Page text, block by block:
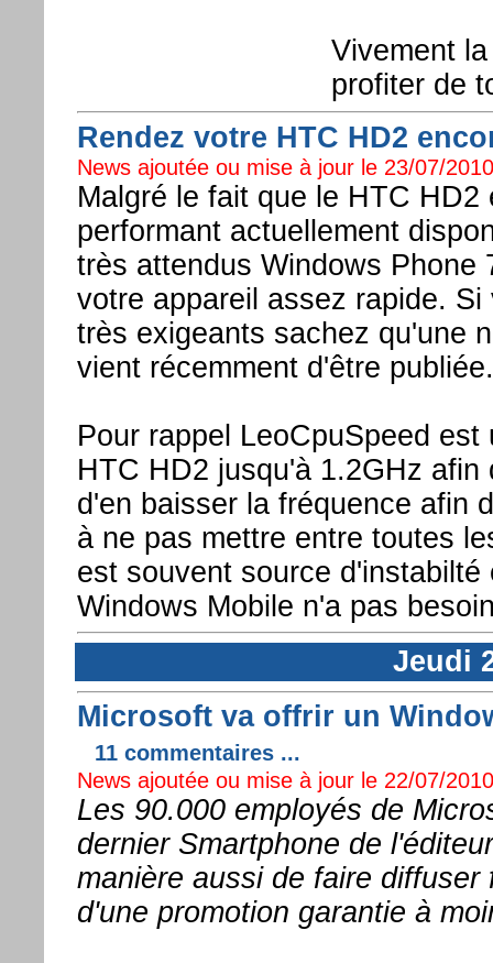
Vivement
profiter de
Rendez votre HTC HD2
News ajoutée ou mise à jour le 23/07/
Malgré le fait que le HTC
performant actuellement
très attendus Windows
votre appareil assez rapide.
très exigeants sachez qu'une
vient récemment d'être publiée.
Pour rappel LeoCpuSpeed
HTC HD2 jusqu'à 1.2GHz
d'en baisser la fréquence afin
à ne pas mettre entre toutes
est souvent source
Windows Mobile n'a pas
Jeudi
Microsoft va offrir un
11 commentaires ...
News ajoutée ou mise à jour le 22/07/
Les 90.000 employés de
dernier Smartphone de
manière aussi de faire
d'une promotion garantie à